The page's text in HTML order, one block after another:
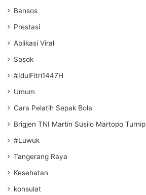
Bansos
Prestasi
Aplikasi Viral
Sosok
#IdulFitri1447H
Umum
Cara Pelatih Sepak Bola
Brigjen TNI Martin Susilo Martopo Turnip
#Luwuk
Tangerang Raya
Kesehatan
konsulat